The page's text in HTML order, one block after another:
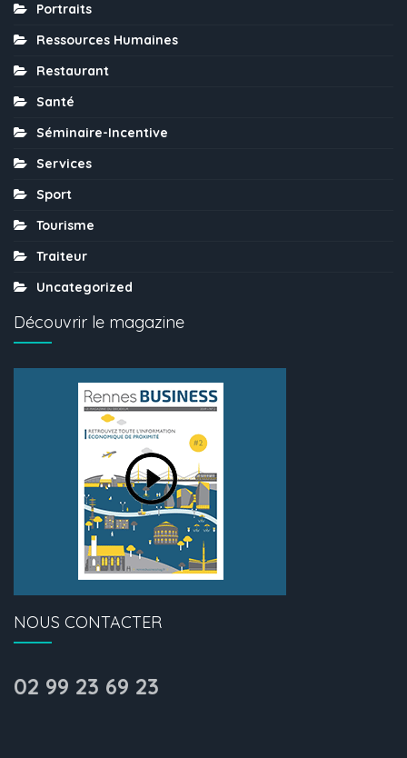
Portraits
Ressources Humaines
Restaurant
Santé
Séminaire-Incentive
Services
Sport
Tourisme
Traiteur
Uncategorized
Découvrir le magazine
NOUS CONTACTER
02 99 23 69 23